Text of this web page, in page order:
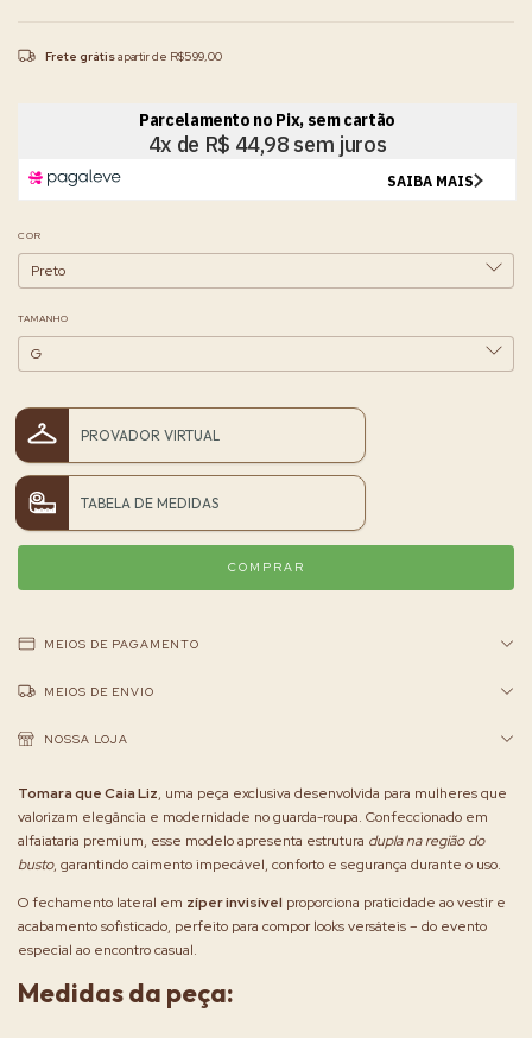
Frete grátisa partir de R$599,00
COR
TAMANHO
PROVADOR VIRTUAL
TABELA DE MEDIDAS
MEIOS DE PAGAMENTO
MEIOS DE ENVIO
NOSSA LOJA
Tomara que Caia Liz, uma peça exclusiva desenvolvida para mulheres que
valorizam elegância e modernidade no guarda-roupa. Confeccionado em
alfaiataria premium, esse modelo apresenta estrutura dupla na região do
busto, garantindo caimento impecável, conforto e segurança durante o uso.
O fechamento lateral em zíper invisível proporciona praticidade ao vestir e
acabamento sofisticado, perfeito para compor looks versáteis – do evento
especial ao encontro casual.
Medidas da peça: